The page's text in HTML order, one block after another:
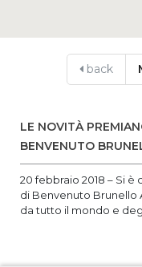
back
LE NOVITÀ
BENVENUTO
20 febbraio 2018 – Si è
di Benvenuto Brunello
da tutto il mondo e